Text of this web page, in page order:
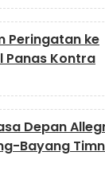
Peringatan ke
Panas Kontra
Depan
Bayang